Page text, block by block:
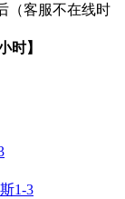
（客服不在线时
时】
1-3